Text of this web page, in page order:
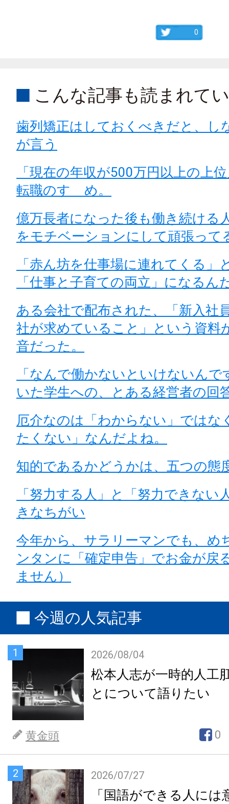
0
こんな記事も読まれて
歯列矯正はしておくべきだと、し
が言う
「現在の年収が500万円以上の上
転職のすゝめ。
億万長者になった後も働き続ける
をモチベーションにして頑張って
「赤ん坊を仕事場に連れてくる」
「仕事と子育ての両立」になるん
ある会社で配布された、「新入社
社が求めていること」という資料
音だった。
「なんで働かないといけないんで
いた学生への、とある経営者の回
厄介なのは「わからない」ではな
たくない」なんだよね。
知的であるかどうかは、五つの態
「努力する人」と「努力できない
きなちがい
今年から、サラリーマンでも、め
ンタンに「確定申告」でお金が戻
ません）
今週の人気記事
1 2026/08/04
松本人志が一時的人工
とについて語りたい
黄金頭 0
2 2026/07/27
「国語ができる人には